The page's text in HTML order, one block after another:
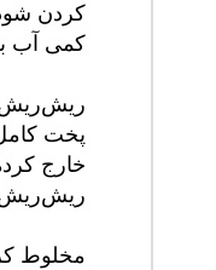
کردن
کمی آب
پخت
خارج
ریش‌ریش
مخلوط